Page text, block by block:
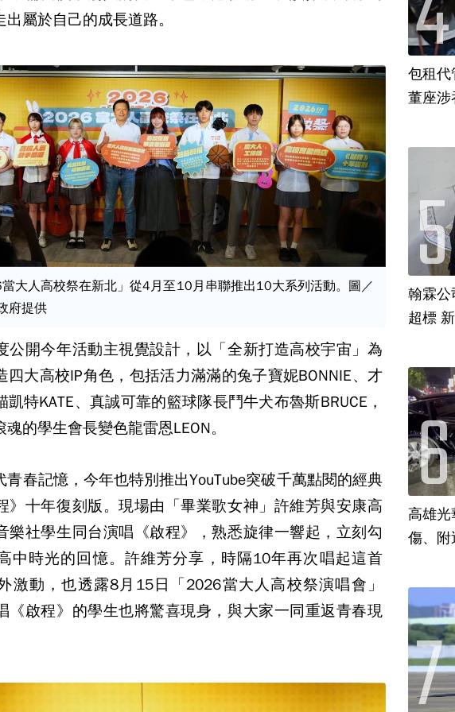
屬於自己的成長道路。
當大人高校祭在新北」從4月至10月串聯推出10大系列活動。圖／
府提供
公開今年活動主視覺設計，以「全新打造高校宇宙」為
四大高校IP角色，包括活力滿滿的兔子寶妮BONNIE、才
特KATE、真誠可靠的籃球隊長鬥牛犬布魯斯BRUCE，
的學生會長變色龍雷恩LEON。
青春記憶，今年也特別推出YouTube突破千萬點閱的經典
》十年復刻版。現場由「畢業歌女神」許維芳與安康高
樂社學生同台演唱《啟程》，熟悉旋律一響起，立刻勾
中時光的回憶。許維芳分享，時隔10年再次唱起這首
激動，也透露8月15日「2026當大人高校祭演唱會」
《啟程》的學生也將驚喜現身，與大家一同重返青春現
包租代
董座
翰霖公
超標
高雄
傷、